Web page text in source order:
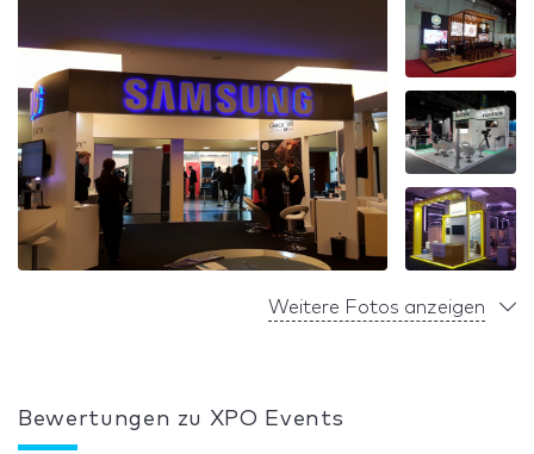
Weitere Fotos anzeigen
Bewertungen zu XPO Events